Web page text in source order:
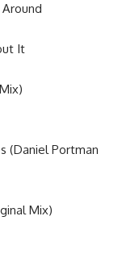
Around
It
(Daniel Portman
Mix)